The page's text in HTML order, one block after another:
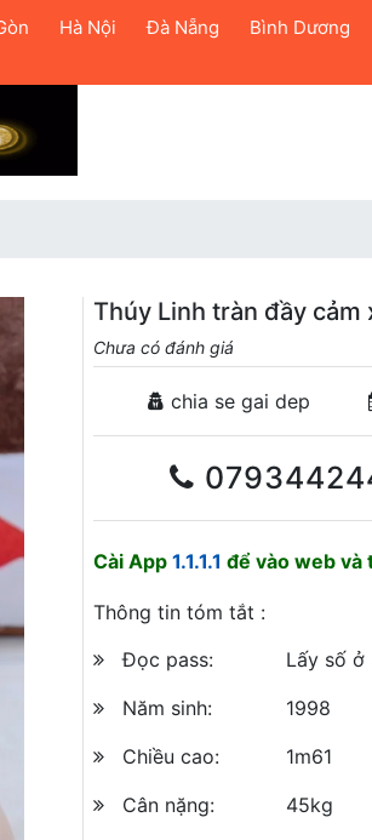
Hà Nội Đà Nẵng Bình Dương
Thúy Linh tràn đầy cảm
Chưa có đánh giá
chia se gai dep
Cài App 1.1.1.1 để vào web và
Thông tin tóm tắt :
Đọc pass:
Lấy số ở
Năm sinh:
1998
Chiều cao:
1m61
Cân nặng:
45kg